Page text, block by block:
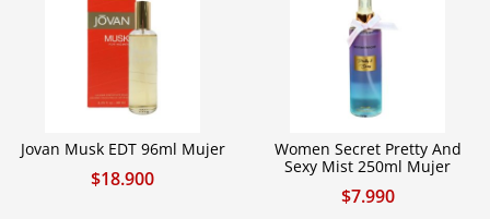
Jovan Musk EDT 96ml Mujer
$18.900
Women Secret Pretty And
Sexy Mist 250ml Mujer
$7.990